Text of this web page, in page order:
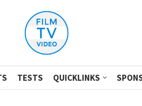
TESTS QUICKLINKS